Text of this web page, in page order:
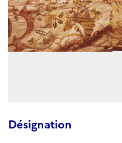
Désignation